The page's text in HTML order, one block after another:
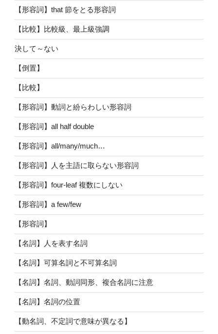
【形容詞】that 節をとる形容詞
【比較】比較級、最上級強調
決して～ない
【倒置】
【比較】
【形容詞】動詞と紛らわしい形容詞
【形容詞】all half double
【形容詞】all/many/much…
【形容詞】人を主語に取らない形容詞
【形容詞】four-leaf 複数にしない
【形容詞】a few/few
【形容詞】
【名詞】人を表す名詞
【名詞】可算名詞と不可算名詞
【名詞】名詞、動詞同形、複合名詞に注意
【名詞】名詞の位置
【動名詞、不定詞で意味が異なる】